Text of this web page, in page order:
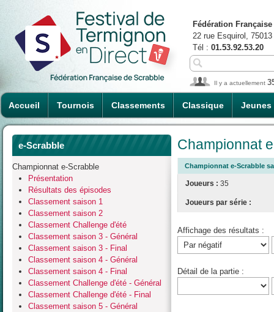
Accueil Tournois Classements Classique Jeunes
Fédération
22 rue Esquirol,
Tél : 01.53.92.53.20
Il y a actuellement
e-Scrabble
Championnat e-Scrabble
Présentation
Résultats des épisodes
Classement saison 1
Classement saison 2
Classement Challenge d'été
Classement saison 3 - Général
Classement saison 3 - Final
Classement saison 4 - Général
Classement saison 4 - Final
Classement Challenge d'été - Général
Classement Challenge d'été - Final
Classement saison 5 - Général
Championnat
Championnat e-Scrabble
Joueurs : 35
Joueurs par série :
Affichage des résultats :
Détail de la partie :